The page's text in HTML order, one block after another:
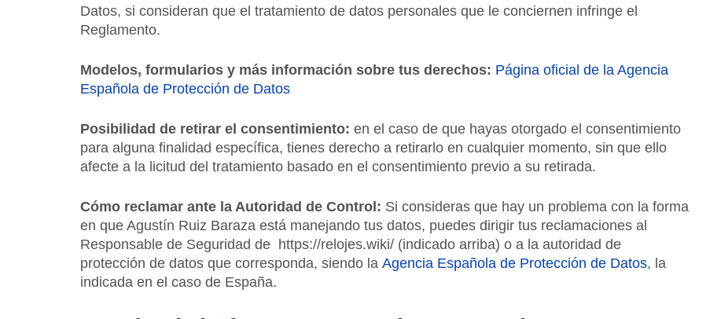
Datos, si consideran que el tratamiento de datos personales que le conciernen infringe el
Reglamento.
Modelos, formularios y más información sobre tus derechos: Página oficial de la Agencia
Española de Protección de Datos
Posibilidad de retirar el consentimiento: en el caso de que hayas otorgado el consentimiento
para alguna finalidad específica, tienes derecho a retirarlo en cualquier momento, sin que ello
afecte a la licitud del tratamiento basado en el consentimiento previo a su retirada.
Cómo reclamar ante la Autoridad de Control: Si consideras que hay un problema con la forma
en que Agustín Ruiz Baraza está manejando tus datos, puedes dirigir tus reclamaciones al
Responsable de Seguridad de https://relojes.wiki/ (indicado arriba) o a la autoridad de
protección de datos que corresponda, siendo la Agencia Española de Protección de Datos, la
indicada en el caso de España.